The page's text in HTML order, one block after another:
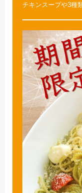
チキンスープや3種